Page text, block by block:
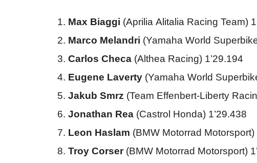
1. Max Biaggi (Aprilia Alitalia Racing Team)
2. Marco Melandri (Yamaha World
3. Carlos Checa (Althea Racing) 1’29.194
4. Eugene Laverty (Yamaha World
5. Jakub Smrz (Team Effenbert-Liberty
6. Jonathan Rea (Castrol Honda) 1’29.438
7. Leon Haslam (BMW Motorrad Motorsport)
8. Troy Corser (BMW Motorrad Motorsport)